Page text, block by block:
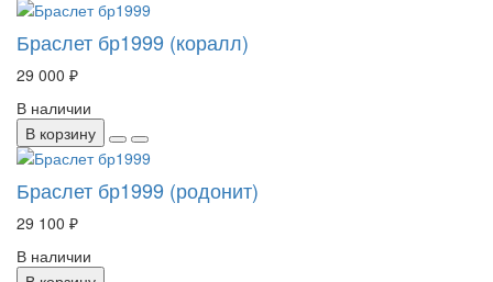
Браслет бр1999 (коралл)
29 000 ₽
В наличии
В корзину
Браслет бр1999 (родонит)
29 100 ₽
В наличии